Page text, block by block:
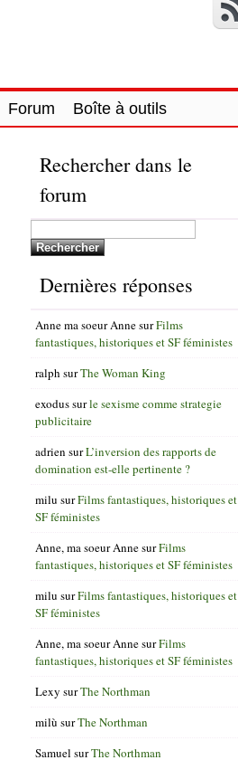
Forum Boîte à outils
Rechercher dans le
forum
Dernières réponses
Anne ma soeur AnnesurFilms
fantastiques, historiques et SF féministes
ralph surThe Woman King
exodussurle sexisme comme strategie
publicitaire
adrien surL’inversion des rapports de
domination est-elle pertinente ?
milu surFilms fantastiques, historiques et
SF féministes
Anne, ma soeur AnnesurFilms
fantastiques, historiques et SF féministes
milu surFilms fantastiques, historiques et
SF féministes
Anne, ma soeur AnnesurFilms
fantastiques, historiques et SF féministes
Lexy surThe Northman
milù surThe Northman
Samuel surThe Northman